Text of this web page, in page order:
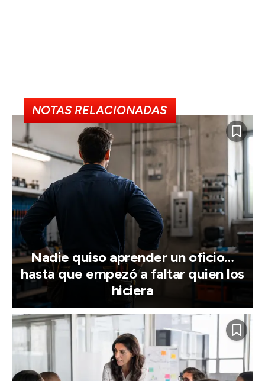
NOTAS RELACIONADAS
Nadie quiso aprender un oficio…
hasta que empezó a faltar quien los
hiciera